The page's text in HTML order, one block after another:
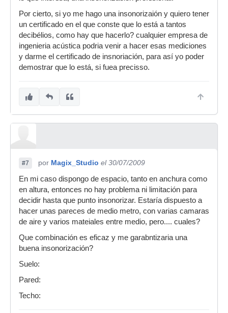
Por cierto, si yo me hago una insonorizaión y quiero tener
un certificado en el que conste que lo está a tantos
decibélios, como hay que hacerlo? cualquier empresa de
ingenieria acústica podria venir a hacer esas mediciones
y darme el certificado de insnoriación, para así yo poder
demostrar que lo está, si fuea precisso.
#7 por Magix_Studio el 30/07/2009
En mi caso dispongo de espacio, tanto en anchura como
en altura, entonces no hay problema ni limitación para
decidir hasta que punto insonorizar. Estaría dispuesto a
hacer unas pareces de medio metro, con varias camaras
de aire y varios mateiales entre medio, pero.... cuales?
Que combinación es eficaz y me garabntizaria una
buena insonorización?
Suelo:
Pared:
Techo: